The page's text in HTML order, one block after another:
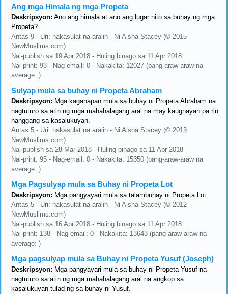
Ang mga Himala ng mga Propeta
Deskripsyon: Ano ang himala at ano ang lugar nito sa buhay ng mga
Propeta?
Antas 9 - Uri: nakasulat na aralin - Ni Aisha Stacey (© 2015
NewMuslims.com)
Nai-publish sa 19 Apr 2018 - Huling binago sa 11 Apr 2018
Nai-print: 93 - Nag-email: 0 - Nakakita: 12027 (pang-araw-araw na
average: )
Sulyap mula sa buhay ni Propeta Abraham
Deskripsyon: Mga kaganapan mula sa buhay ni Propeta Abraham na
nagtuturo sa atin ng mga mahahalagang aral na may kaugnayan pa rin
hanggang sa kasalukuyan.
Antas 5 - Uri: nakasulat na aralin - Ni Aisha Stacey (© 2013
NewMuslims.com)
Nai-publish sa 28 Mar 2018 - Huling binago sa 11 Apr 2018
Nai-print: 95 - Nag-email: 0 - Nakakita: 15350 (pang-araw-araw na
average: )
Mga Pagsulyap mula sa Buhay ni Propeta Lot
Deskripsyon: Mga pangyayari mula sa talambuhay ni Propeta Lot.
Antas 5 - Uri: nakasulat na aralin - Ni Aisha Stacey (© 2012
NewMuslims.com)
Nai-publish sa 16 Apr 2018 - Huling binago sa 11 Apr 2018
Nai-print: 138 - Nag-email: 0 - Nakakita: 13643 (pang-araw-araw na
average: )
Mga pagsulyap mula sa Buhay ni Propeta Yusuf (Joseph)
Deskripsyon: Mga pangyayari mula sa buhay ni Propeta Yusuf na
nagtuturo sa atin ng mga mahahalagang aral na angkop sa
kasalukuyan tulad ng sa buhay ni Yusuf.